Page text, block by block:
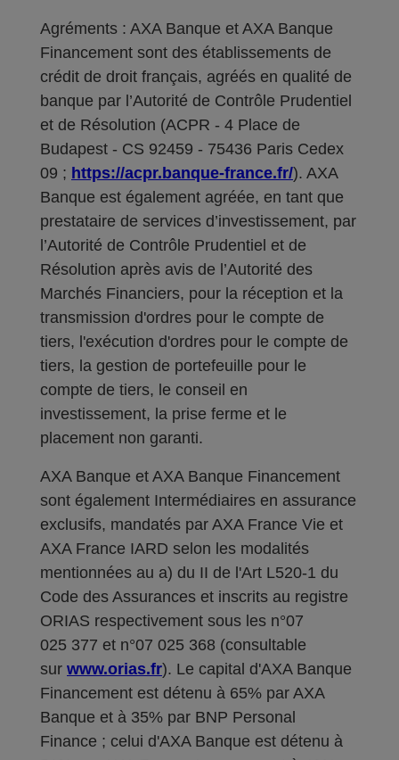
Agréments : AXA Banque et AXA Banque
Financement sont des établissements de
crédit de droit français, agréés en qualité de
banque par l’Autorité de Contrôle Prudentiel
et de Résolution (ACPR - 4 Place de
Budapest - CS 92459 - 75436 Paris Cedex
09 ; https://acpr.banque-france.fr/). AXA
Banque est également agréée, en tant que
prestataire de services d’investissement, par
l’Autorité de Contrôle Prudentiel et de
Résolution après avis de l’Autorité des
Marchés Financiers, pour la réception et la
transmission d'ordres pour le compte de
tiers, l'exécution d'ordres pour le compte de
tiers, la gestion de portefeuille pour le
compte de tiers, le conseil en
investissement, la prise ferme et le
placement non garanti.
AXA Banque et AXA Banque Financement
sont également Intermédiaires en assurance
exclusifs, mandatés par AXA France Vie et
AXA France IARD selon les modalités
mentionnées au a) du II de l'Art L520-1 du
Code des Assurances et inscrits au registre
ORIAS respectivement sous les n°07
025 377 et n°07 025 368 (consultable
sur www.orias.fr). Le capital d'AXA Banque
Financement est détenu à 65% par AXA
Banque et à 35% par BNP Personal
Finance ; celui d'AXA Banque est détenu à